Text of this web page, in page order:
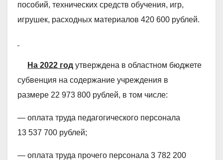
пособий, технических средств обучения, игр,
игрушек, расходных материалов 420 600 рублей.
На 2022 год утверждена в областном бюджете
субвенция на содержание учреждения в
размере 22 973 800 рублей, в том числе:
— оплата труда педагогического персонала
13 537 700 рублей;
— оплата труда прочего персонала 3 782 200